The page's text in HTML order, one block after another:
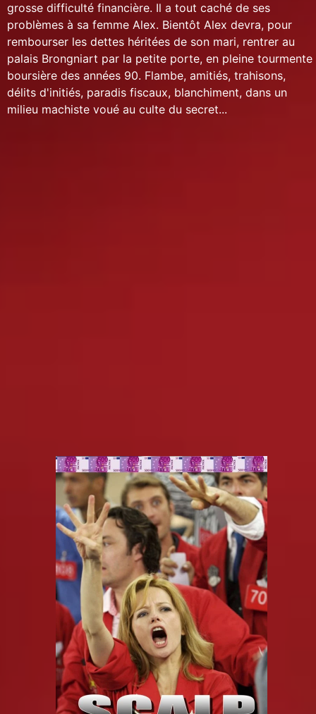
grosse difficulté financière. Il a tout caché de ses
problèmes à sa femme Alex. Bientôt Alex devra, pour
rembourser les dettes héritées de son mari, rentrer au
palais Brongniart par la petite porte, en pleine tourmente
boursière des années 90. Flambe, amitiés, trahisons,
délits d'initiés, paradis fiscaux, blanchiment, dans un
milieu machiste voué au culte du secret...